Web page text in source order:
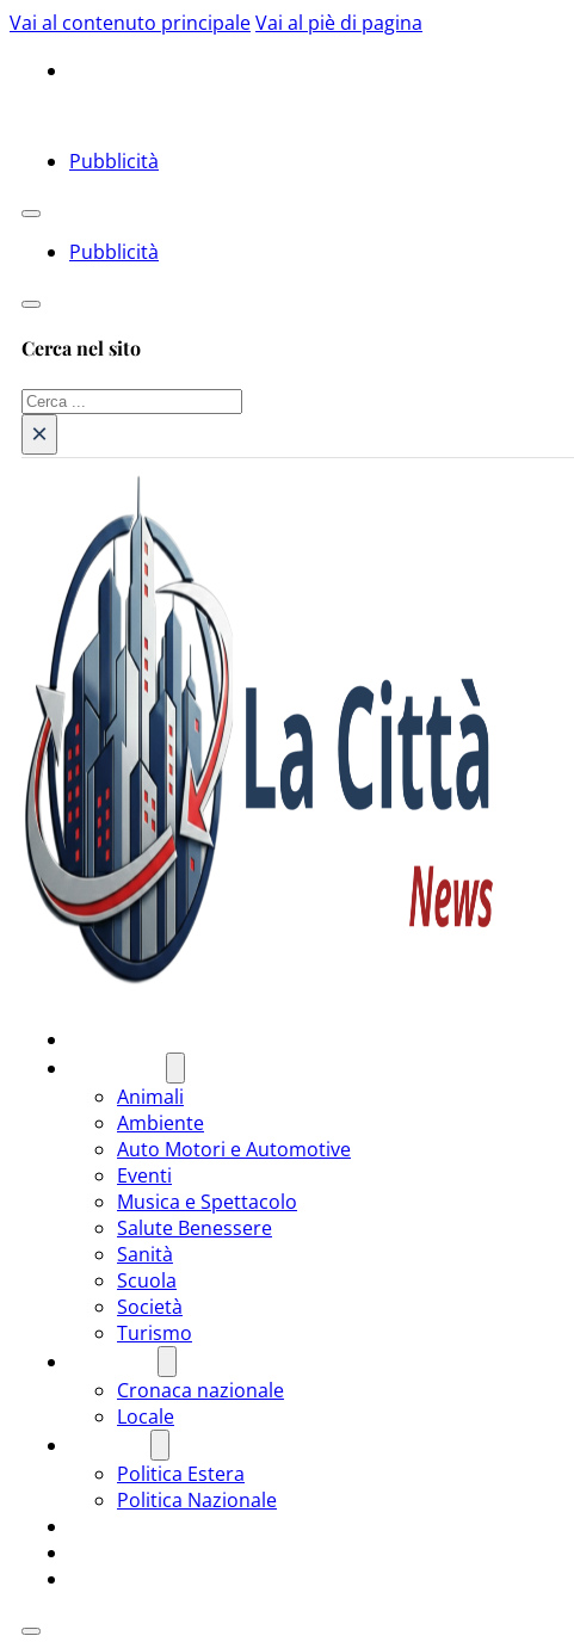
Vai al contenuto principaleVai al piè di pagina
Pubblicità
Pubblicità
Cerca nel sito
Cerca
×
Animali
Ambiente
Auto Motori e Automotive
Eventi
Musica e Spettacolo
Salute Benessere
Sanità
Scuola
Società
Turismo
Cronaca nazionale
Locale
Politica Estera
Politica Nazionale